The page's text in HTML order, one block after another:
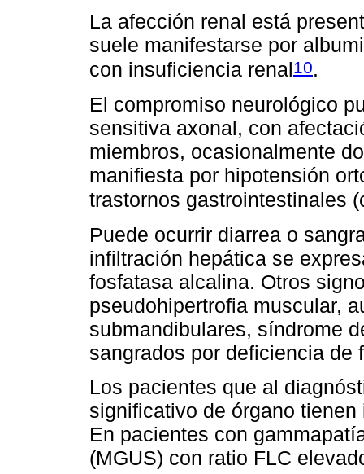
La afección renal está
suele manifestarse por
con insuficiencia renal 10.
El compromiso neurológico
sensitiva axonal, con
miembros, ocasionalmente
manifiesta por hipotensión
trastornos gastrointestinales
Puede ocurrir diarrea o
infiltración hepática se
fosfatasa alcalina. Otros
pseudohipertrofia muscular,
submandibulares, síndrome
sangrados por deficiencia de
Los pacientes que al
significativo de órgano
En pacientes con
(MGUS) con ratio FLC